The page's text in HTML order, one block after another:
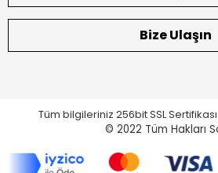
Bize Ulaşın
Tüm bilgileriniz 256bit SSL
© 2022 Tüm Hakları